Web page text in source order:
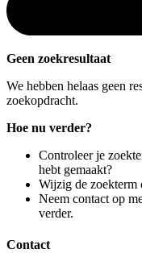
Geen zoekresultaat
We hebben helaas geen
zoekopdracht.
Hoe nu verder?
Controleer je
hebt gemaakt?
Wijzig de zoekterm
Neem contact op
verder.
Contact